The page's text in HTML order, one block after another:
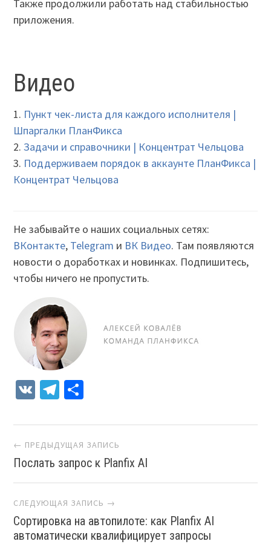
Также продолжили работать над стабильностью
приложения.
Видео
1. Пункт чек-листа для каждого исполнителя |
Шпаргалки ПланФикса
2.Задачи и справочники | Концентрат Чельцова
3. Поддерживаем порядок в аккаунте ПланФикса |
Концентрат Чельцова
Не забывайте о наших социальных сетях:
ВКонтакте, Telegram и ВК Видео. Там появляются
новости о доработках и новинках. Подпишитесь,
чтобы ничего не пропустить.
VK Telegram
Навигация
← ПРЕДЫДУЩАЯ ЗАПИСЬ
Послать запрос к Planfix AI
СЛЕДУЮЩАЯ ЗАПИСЬ →
Сортировка на автопилоте: как Planfix AI
автоматически квалифицирует запросы